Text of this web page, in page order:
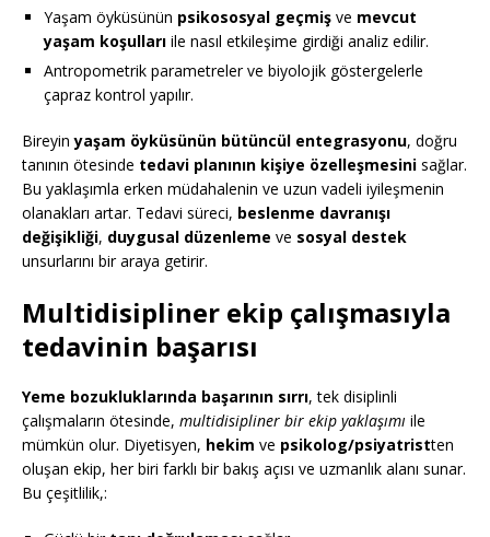
Yaşam öyküsünün psikososyal geçmiş ve mevcut
yaşam koşulları ile nasıl etkileşime girdiği analiz edilir.
Antropometrik parametreler ve biyolojik göstergelerle
çapraz kontrol yapılır.
Bireyinyaşam öyküsünün bütüncül entegrasyonu, doğru
tanının ötesinde tedavi planının kişiye özelleşmesini sağlar.
Bu yaklaşımla erken müdahalenin ve uzun vadeli iyileşmenin
olanakları artar. Tedavi süreci, beslenme davranışı
değişikliği, duygusal düzenleme ve sosyal destek
unsurlarını bir araya getirir.
Multidisipliner ekip çalışmasıyla
tedavinin başarısı
Yeme bozukluklarında başarının sırrı, tek disiplinli
çalışmaların ötesinde, multidisipliner bir ekip yaklaşımı ile
mümkün olur. Diyetisyen, hekim ve psikolog/psiyatristten
oluşan ekip, her biri farklı bir bakış açısı ve uzmanlık alanı sunar.
Bu çeşitlilik,: